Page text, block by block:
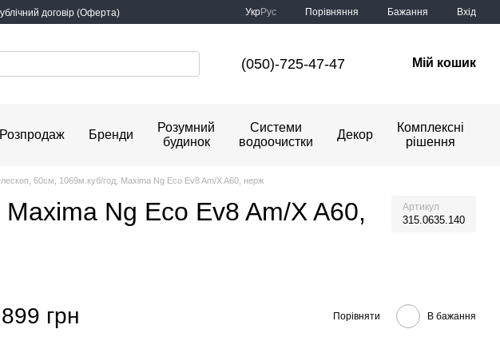
договір (Оферта) УкрРус Порівняння Бажання Вхід
(050)-725-47-47 Мій кошик
Розпродаж Бренди
Розумний
будинок
Системи
водоочистки
Декор
Комплексні
рішення
60см, 1069м.куб/год, Maxima Ng Eco Ev8 Am/X A60, нерж
Ng Eco Ev8 Am/X A60,
Артикул
315.0635.140
грн Порівняти В бажання